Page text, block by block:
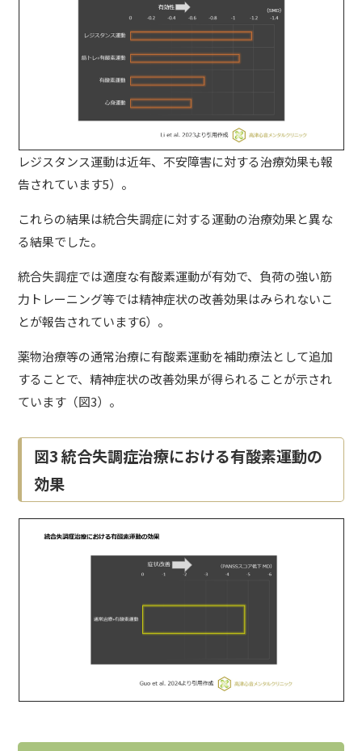
レジスタンス運動は近年、不安障害に対する治療効果も報
告されています5）。
これらの結果は統合失調症に対する運動の治療効果と異な
る結果でした。
統合失調症では適度な有酸素運動が有効で、負荷の強い筋
力トレーニング等では精神症状の改善効果はみられないこ
とが報告されています6）。
薬物治療等の通常治療に有酸素運動を補助療法として追加
することで、精神症状の改善効果が得られることが示され
ています（図3）。
図3 統合失調症治療における有酸素運動の
効果